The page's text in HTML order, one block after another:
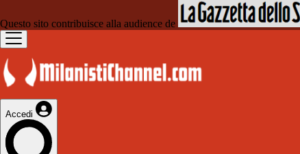
Questo sito contribuisce alla audience de
Accedi